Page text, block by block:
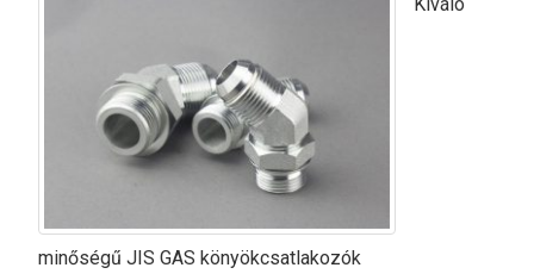
minőségű JIS GAS könyökcsatlakozók